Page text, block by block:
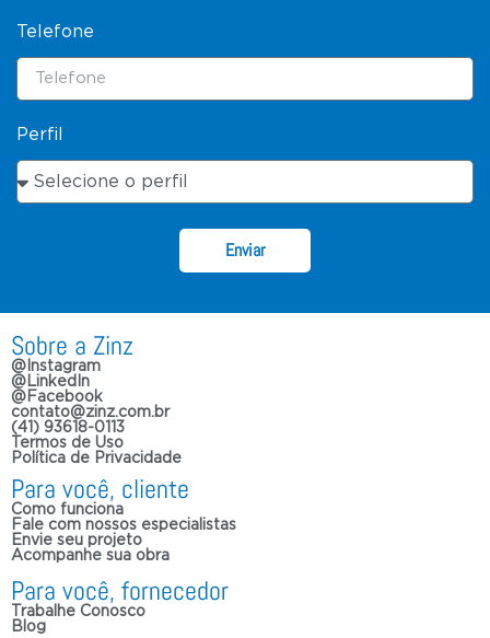
Telefone
Perfil
Enviar
Sobre a Zinz
@Instagram
@LinkedIn
@Facebook
contato@zinz.com.br
(41) 93618-0113
Termos de Uso
Política de Privacidade
Para você, cliente
Como funciona
Fale com nossos especialistas
Envie seu projeto
Acompanhe sua obra
Para você, fornecedor
Trabalhe Conosco
Blog